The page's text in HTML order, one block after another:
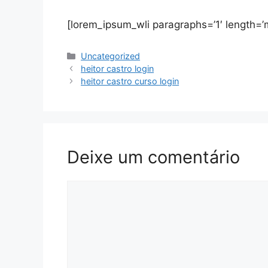
[lorem_ipsum_wli paragraphs=’1′
Categorias
Uncategorized
heitor castro login
heitor castro curso login
Deixe um comentário